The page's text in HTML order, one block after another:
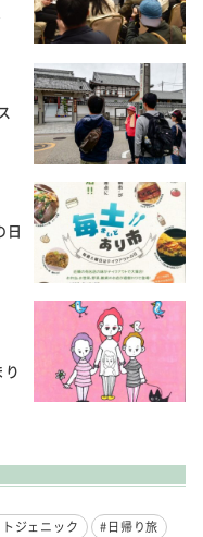
日
ジェニック
#日帰り旅